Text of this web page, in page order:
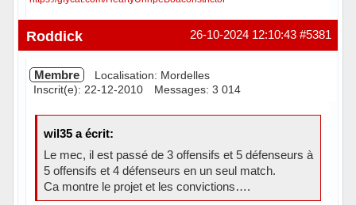
Hors ligne #5381
26-10-2024 12:10:43
Roddick
Membre
Localisation: Mordelles
Inscrit(e): 22-12-2010
Messages: 3 014
wil35 a écrit:
Le mec, il est passé de 3 offensifs et 5 défenseurs à
5 offensifs et 4 défenseurs en un seul match.
Ca montre le projet et les convictions….